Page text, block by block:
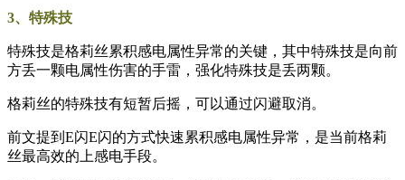
3、特殊技
特殊技是格莉丝累积感电属性异常的关键，其中特殊技是向前
方丢一颗电属性伤害的手雷，强化特殊技是丢两颗。
格莉丝的特殊技有短暂后摇，可以通过闪避取消。
前文提到E闪E闪的方式快速累积感电属性异常，是当前格莉
丝最高效的上感电手段。